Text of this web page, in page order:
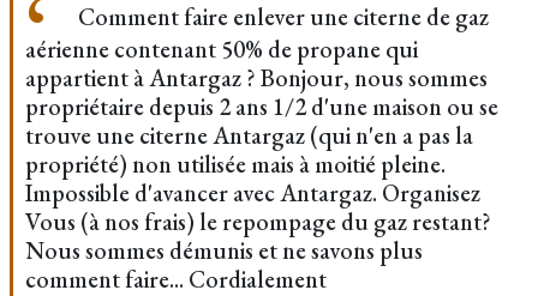
Comment faire enlever une citerne de gaz
aérienne contenant 50% de propane qui
appartient à Antargaz ? Bonjour, nous sommes
propriétaire depuis 2 ans 1/2 d'une maison ou se
trouve une citerne Antargaz (qui n'en a pas la
propriété) non utilisée mais à moitié pleine.
Impossible d'avancer avec Antargaz. Organisez
Vous (à nos frais) le repompage du gaz restant?
Nous sommes démunis et ne savons plus
comment faire... Cordialement